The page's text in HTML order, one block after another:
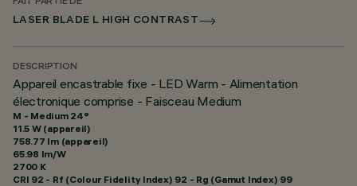
LASER BLADE L HIGH CONTRAST
DESCRIPTION
Appareil encastrable fixe - LED Warm - Alimentation
électronique comprise - Faisceau Medium
M - Medium 24°
11.5 W (appareil)
758.77 lm (appareil)
65.98 lm/W
2700 K
CRI 92 - Rf (Colour Fidelity Index) 92 - Rg (Gamut Index) 99